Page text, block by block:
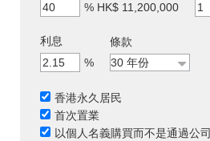
% HK$ 11,200,000
利息
%
條款
香港永久居民
首次置業
以個人名義購買而不是通過公司